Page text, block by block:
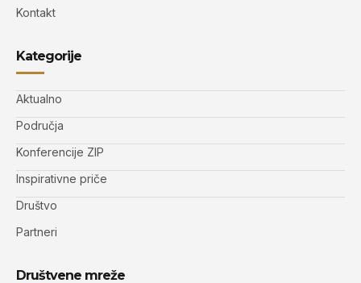
Kontakt
Kategorije
Aktualno
Područja
Konferencije ZIP
Inspirativne priče
Društvo
Partneri
Društvene mreže